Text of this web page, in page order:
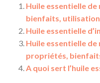
Huile essentielle
bienfaits,
Huile essentielle
Huile essentielle
propriétés,
A quoi sert l’huile